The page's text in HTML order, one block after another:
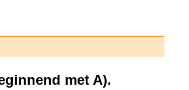
met A).